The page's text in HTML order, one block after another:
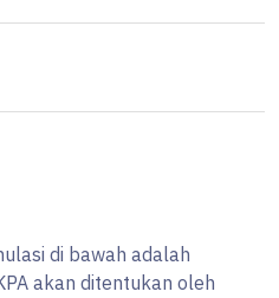
di bawah adalah
akan ditentukan oleh